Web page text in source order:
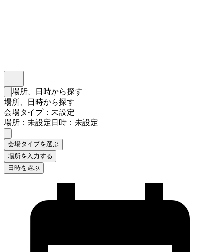
検索フォームを閉じる
場所、日時から探す
場所、日時から探す
会場タイプ：未設定
場所：未設定日時：未設定
会場タイプを選ぶ
場所を入力する
日時を選ぶ